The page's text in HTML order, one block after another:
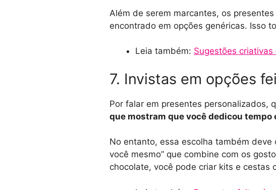
Além de serem marcantes, os
encontrado em opções genéricas. Isso
Leia também: Sugestões
7. Invistas em opções
Por falar em presentes personalizados,
que mostram que você dedicou
No entanto, essa escolha também
você mesmo” que combine com os
chocolate, você pode criar kits e cestas